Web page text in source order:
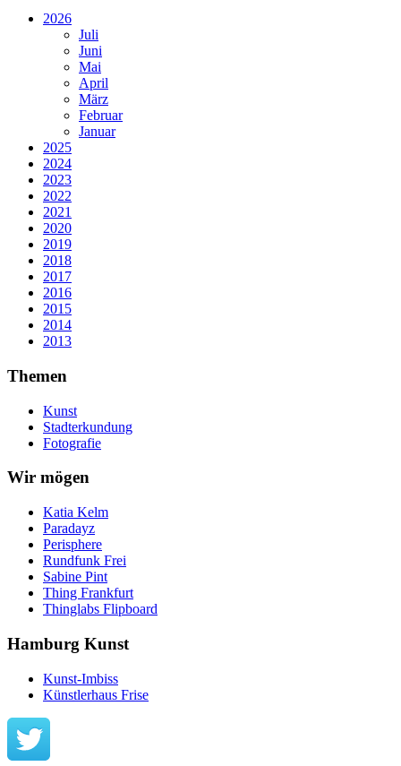
2026
Juli
Juni
Mai
April
März
Februar
Januar
2025
2024
2023
2022
2021
2020
2019
2018
2017
2016
2015
2014
2013
Themen
Kunst
Stadterkundung
Fotografie
Wir mögen
Katia Kelm
Paradayz
Perisphere
Rundfunk Frei
Sabine Pint
Thing Frankfurt
Thinglabs Flipboard
Hamburg Kunst
Kunst-Imbiss
Künstlerhaus Frise